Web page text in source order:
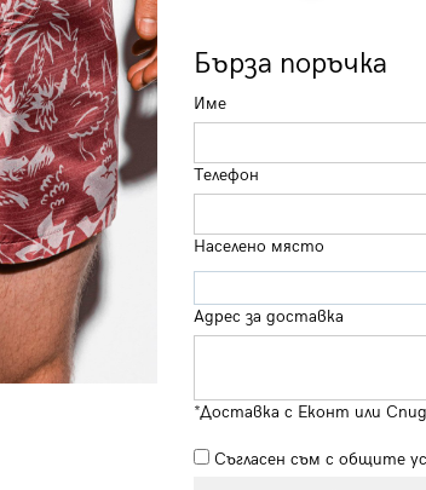
Бърза поръчка
Име
Телефон
Населено място
Адрес за доставка
*Доставка с Еконт или
Съгласен съм с общите